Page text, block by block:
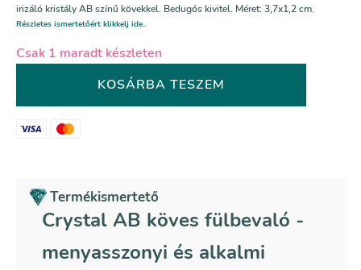
irizáló kristály AB színű kövekkel. Bedugós kivitel. Méret: 3,7x1,2 cm.
Részletes ismertetőért klikkelj ide..
Csak 1 maradt készleten
köves
fülbevaló
mennyiség
KOSÁRBA TESZEM
Termékismertető
Crystal AB köves fülbevaló -
menyasszonyi és alkalmi